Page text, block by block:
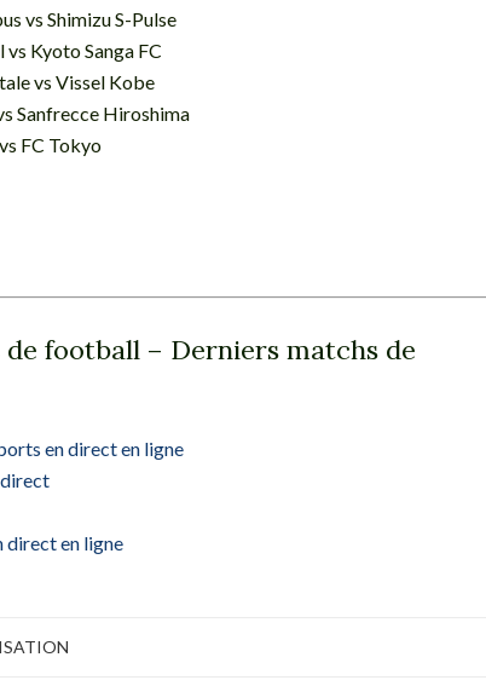
vs Shimizu S-Pulse
Kyoto Sanga FC
vs Vissel Kobe
Sanfrecce Hiroshima
FC Tokyo
football – Derniers matchs de
en direct en ligne
direct en ligne